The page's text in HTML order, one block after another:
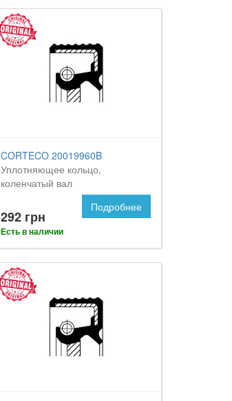
CORTECO 20019960B
Уплотняющее кольцо,
коленчатый вал
292 грн
Есть в наличии
Подробнее